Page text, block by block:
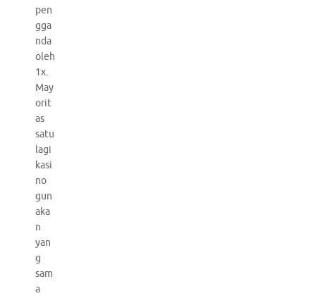
pen
gga
nda
oleh
1x.
May
orit
as
satu
lagi
kasi
no
gun
aka
n
yan
g
sam
a